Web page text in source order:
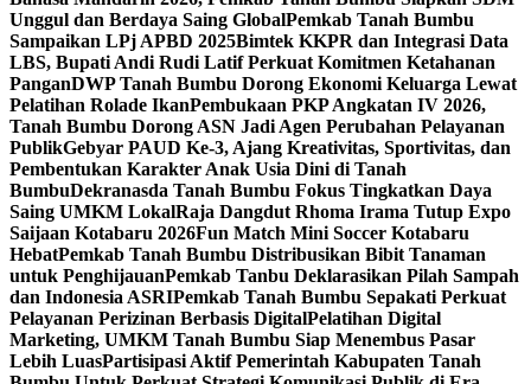
Unggul dan Berdaya Saing GlobalPemkab Tanah Bumbu
Sampaikan LPj APBD 2025Bimtek KKPR dan Integrasi Data
LBS, Bupati Andi Rudi Latif Perkuat Komitmen Ketahanan
PanganDWP Tanah Bumbu Dorong Ekonomi Keluarga Lewat
Pelatihan Rolade IkanPembukaan PKP Angkatan IV 2026,
Tanah Bumbu Dorong ASN Jadi Agen Perubahan Pelayanan
PublikGebyar PAUD Ke-3, Ajang Kreativitas, Sportivitas, dan
Pembentukan Karakter Anak Usia Dini di Tanah
BumbuDekranasda Tanah Bumbu Fokus Tingkatkan Daya
Saing UMKM LokalRaja Dangdut Rhoma Irama Tutup Expo
Saijaan Kotabaru 2026Fun Match Mini Soccer Kotabaru
HebatPemkab Tanah Bumbu Distribusikan Bibit Tanaman
untuk PenghijauanPemkab Tanbu Deklarasikan Pilah Sampah
dan Indonesia ASRIPemkab Tanah Bumbu Sepakati Perkuat
Pelayanan Perizinan Berbasis DigitalPelatihan Digital
Marketing, UMKM Tanah Bumbu Siap Menembus Pasar
Lebih LuasPartisipasi Aktif Pemerintah Kabupaten Tanah